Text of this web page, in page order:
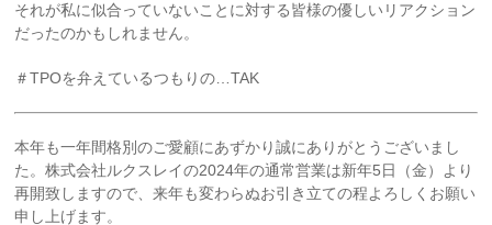
それが私に似合っていないことに対する皆様の優しいリアクション
だったのかもしれません。
＃TPOを弁えているつもりの…TAK
本年も一年間格別のご愛顧にあずかり誠にありがとうございまし
た。株式会社ルクスレイの2024年の通常営業は新年5日（金）より
再開致しますので、来年も変わらぬお引き立ての程よろしくお願い
申し上げます。